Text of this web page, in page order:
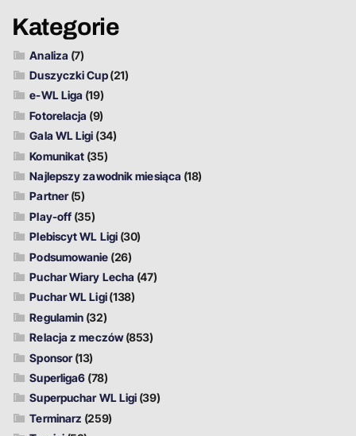
Kategorie
Analiza (7)
Duszyczki Cup(21)
e-WL Liga (19)
Fotorelacja (9)
Gala WL Ligi (34)
Komunikat (35)
Najlepszy zawodnik miesiąca (18)
Partner(5)
Play-off (35)
Plebiscyt WL Ligi (30)
Podsumowanie (26)
Puchar Wiary Lecha (47)
Puchar WL Ligi(138)
Regulamin (32)
Relacja z meczów(853)
Sponsor(13)
Superliga6 (78)
Superpuchar WL Ligi (39)
Terminarz (259)